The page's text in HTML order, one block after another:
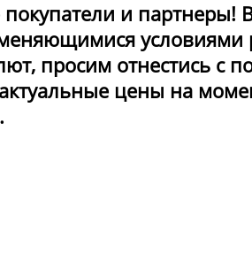
и партнеры!
условиями
просим отнестись с
цены на